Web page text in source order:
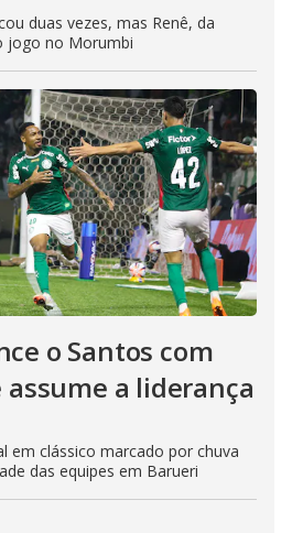
duas vezes, mas Renê, da
jogo no Morumbi
o Santos com
assume a liderança
em clássico marcado por chuva
das equipes em Barueri